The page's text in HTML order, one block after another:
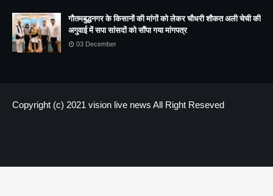
गौतमबुद्धनगर के किसानों की मांगों को लेकर चौधरी शौकत अली चेची की
अगुवाई में सपा सांसदों को सौंपा गया मांगपत्र
03 December
Copyright (c) 2021 vision live news All Right Reseved